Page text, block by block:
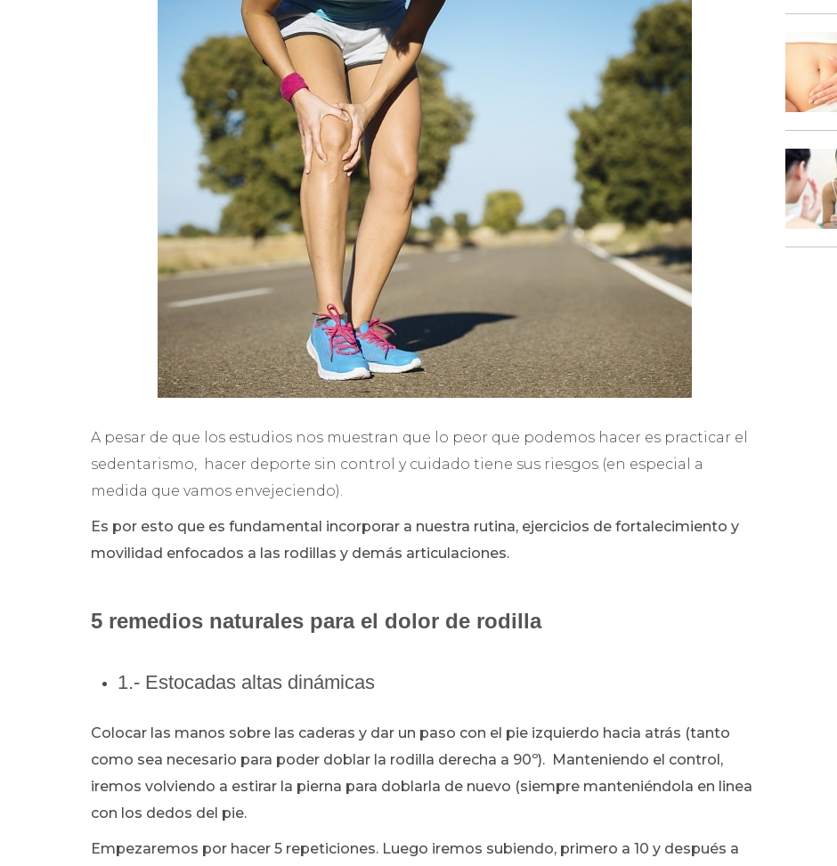
A pesar de que los estudios nos muestran que lo peor que podemos hacer es practicar el
sedentarismo, hacer deporte sin control y cuidado tiene sus riesgos (en especial a
medida que vamos envejeciendo).
Es por esto que es fundamental incorporar a nuestra rutina, ejercicios de fortalecimiento y
movilidad enfocados a las rodillas y demás articulaciones.
5 remedios naturales para el dolor de rodilla
1.- Estocadas altas dinámicas
Colocar las manos sobre las caderas y dar un paso con el pie izquierdo hacia atrás (tanto
como sea necesario para poder doblar la rodilla derecha a 90º). Manteniendo el control,
iremos volviendo a estirar la pierna para doblarla de nuevo (siempre manteniéndola en linea
con los dedos del pie.
Empezaremos por hacer 5 repeticiones. Luego iremos subiendo, primero a 10 y después a